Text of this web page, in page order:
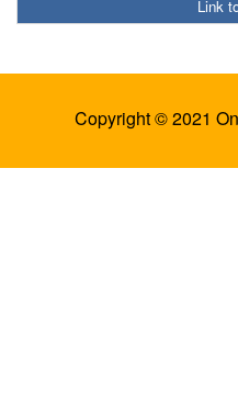
Link
Copyright © 2021